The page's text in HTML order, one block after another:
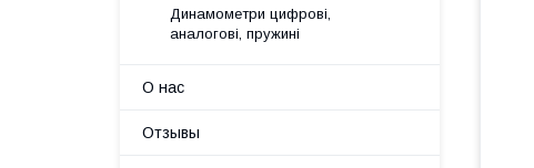
Динамометри цифрові,
аналогові, пружині
О нас
Отзывы